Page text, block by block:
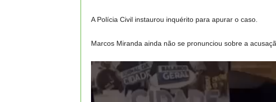
A Polícia Civil instaurou inquérito para apurar o caso.
Marcos Miranda ainda não se pronunciou sobre a
Tocador
de
vídeo